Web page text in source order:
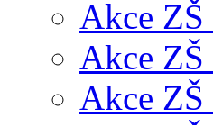
Akce
Akce
Akce